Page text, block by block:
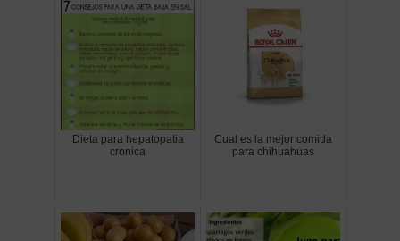
Dieta para hepatopatia
cronica
Cual es la mejor comida
para chihuahuas